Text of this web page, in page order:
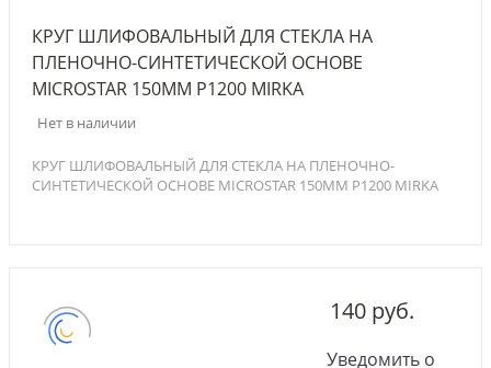
КРУГ ШЛИФОВАЛЬНЫЙ ДЛЯ СТЕКЛА НА
ПЛЕНОЧНО-СИНТЕТИЧЕСКОЙ ОСНОВЕ
MICROSTAR 150ММ Р1200 MIRKA
Нет в наличии
КРУГ ШЛИФОВАЛЬНЫЙ ДЛЯ СТЕКЛА НА ПЛЕНОЧНО-
СИНТЕТИЧЕСКОЙ ОСНОВЕ MICROSTAR 150ММ Р1200 MIRKA
140 руб.
Уведомить о